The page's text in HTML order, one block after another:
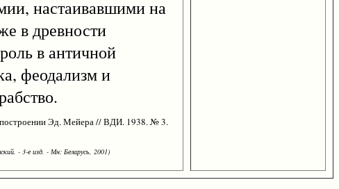
настаивавшими на
в древности
в античной
феодализм и
Эд. Мейера // ВДИ. 1938. № 3.
- 3-е изд. - Мн: Беларусь, 2001)